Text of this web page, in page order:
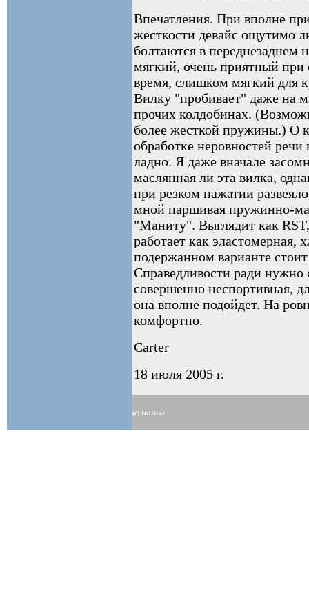
Впечатления. При вполне
жесткости девайс ощутимо
болтаются в переднезаднем
мягкий, очень приятный при
время, слишком мягкий для
Вилку "пробивает" даже на
прочих колдобинах.
более жесткой пружины.) О
обработке неровностей речи
ладно. Я даже вначале
маслянная ли эта вилка,
при резком нажатии
мной паршивая пружинно-
"Маниту". Выглядит как
работает как эластомерная,
подержанном варианте
Справедливости ради нужно
совершенно неспортивная,
она вполне подойдет. На
комфортно.
Carter
18 июля 2005 г.
(c) redBike